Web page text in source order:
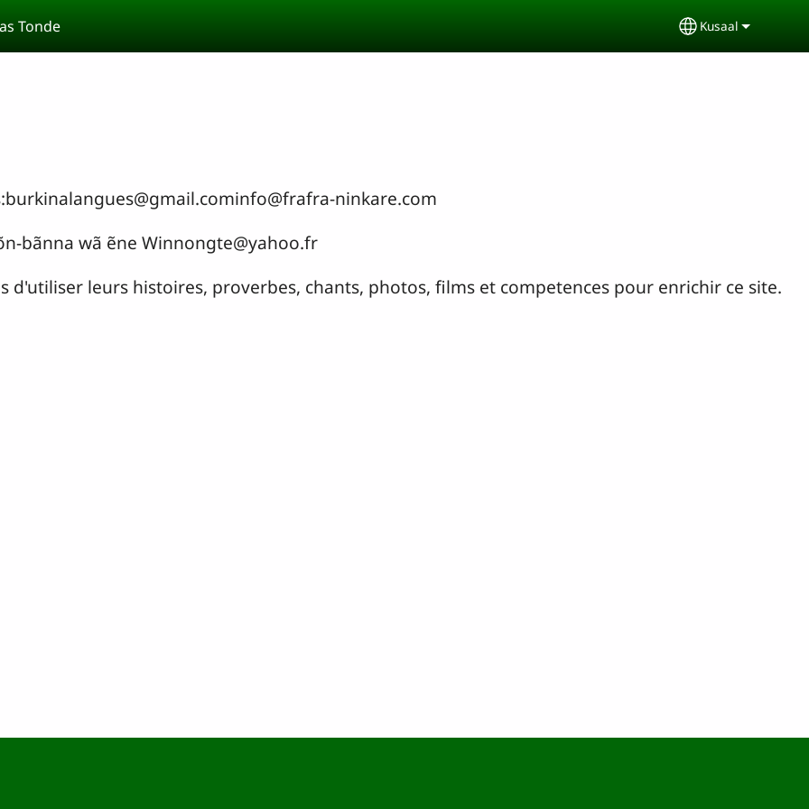
Tonde Select your
Kusaal
ninkare.com
bãnna wã ẽne Winnongte@yahoo.fr
leurs histoires, proverbes, chants, photos, films et competences pour enrichir ce site.